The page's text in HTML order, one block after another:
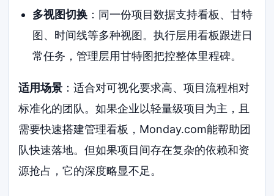
多视图切换：同一份项目数据支持看板、甘特
图、时间线等多种视图。执行层用看板跟进日
常任务，管理层用甘特图把控整体里程碑。
适用场景 ：适合对可视化要求高、项目流程相对
标准化的团队。如果企业以轻量级项目为主，且
需要快速搭建管理看板，Monday.com能帮助团
队快速落地。但如果项目间存在复杂的依赖和资
源抢占，它的深度略显不足。